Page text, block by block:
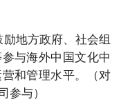
地方政府、社会组
与海外中国文化中
和管理水平。（对
参与）